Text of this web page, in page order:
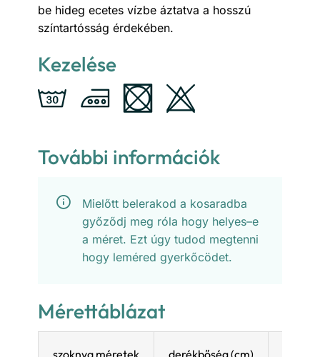
be hideg ecetes vízbe áztatva a hosszú
színtartósság érdekében.
Kezelése
További információk
Mielőtt belerakod a kosaradba
győződj meg róla hogy helyes–e
a méret. Ezt úgy tudod megtenni
hogy leméred gyerkőcödet.
Mérettáblázat
szoknya méretek derékbőség (cm)